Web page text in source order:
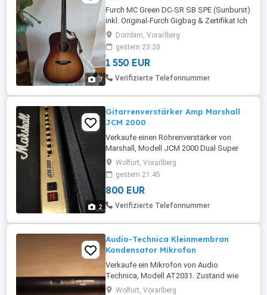
7
Furch MC Green DC-SR SB SPE (Sunburst)
inkl. Original-Furch Gigbag & Zertifikat Ich
verkaufe meine Furch MC Green DC-SR SB
SPE in der wunderschönen Sunburst-
Ausführung, da sie bei mir leider viel zu
selten gespielt wird und für ein Instrument
dieser Klasse einfach zu schade zum
Dornbirn, Vorarlberg
gestern 23:20
1 550 EUR
Verifizierte Telefonnummer
2
Gitarrenverstärker Amp Marshall
JCM 2000
Verkaufe einen Röhrenverstärker von
Marshall, Modell JCM 2000 Dual Super
Lead, funktioniert einwandfrei
Wolfurt, Vorarlberg
gestern 21:45
800 EUR
Verifizierte Telefonnummer
Audio-Technica Kleinmembran
Kondensator Mikrofon
Verkaufe ein Mikrofon von Audio
Technica, Modell AT2031. Zustand wie
neu, war stets nur im Studio.
Wolfurt, Vorarlberg